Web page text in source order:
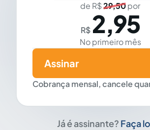
de R$29,50por
R$ 2,95
No primeiro mês
Cobrança mensal, cancele
Assinar
Já é assinante? Faça